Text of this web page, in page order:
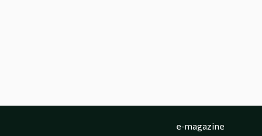
e-magazine